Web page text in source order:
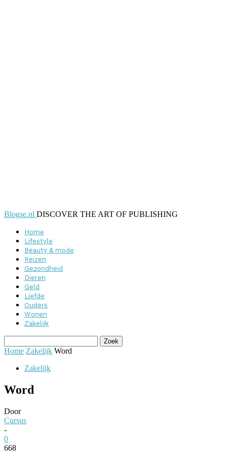
Blogse.nl DISCOVER THE ART OF PUBLISHING
Home
Lifestyle
Beauty & mode
Reizen
Gezondheid
Dieren
Geld
Liefde
Ouders
Wonen
Zakelijk
Home Zakelijk Word
Zakelijk
Word
Door
Cursus
-
0
668